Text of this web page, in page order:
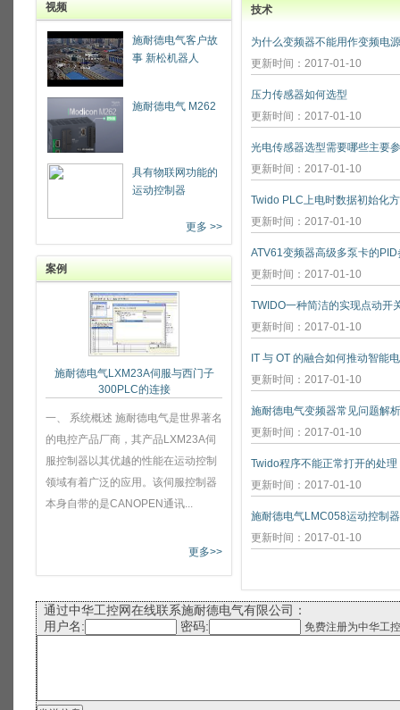
视频
施耐德电气客户故
事 新松机器人
施耐德电气 M262
具有物联网功能的
运动控制器
更多 >>
案例
施耐德电气LXM23A伺服与西门子
300PLC的连接
一、 系统概述 施耐德电气是世界著名
的电控产品厂商，其产品LXM23A伺
服控制器以其优越的性能在运动控制
领域有着广泛的应用。该伺服控制器
本身自带的是CANOPEN通讯...
更多>>
技术
为什么变频器不能用作变频电
更新时间：2017-01-10
压力传感器如何选型
更新时间：2017-01-10
光电传感器选型需要哪些主要
更新时间：2017-01-10
Twido PLC上电时数据初始化
更新时间：2017-01-10
ATV61变频器高级多泵卡的
更新时间：2017-01-10
TWIDO一种简洁的实现点动开
更新时间：2017-01-10
IT 与 OT 的融合如何推动智能
更新时间：2017-01-10
施耐德电气变频器常见问题解析
更新时间：2017-01-10
Twido程序不能正常打开的处理
更新时间：2017-01-10
施耐德电气LMC058运动控制
更新时间：2017-01-10
通过中华工控网在线联系施耐德电气有限公司：
用户名:
密码: 免费注册为中华工